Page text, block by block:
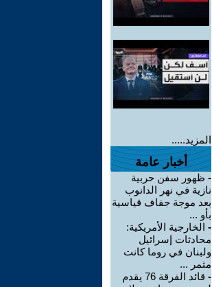
المزيد.....
أخبار عامة
- ظهور سفن حربية
نازية في نهر الدانوب
بعد موجة جفاف قياسية
بأو ...
- الخارجية الأمريكية:
محادثات إسرائيل
ولبنان في روما كانت
مثمر ...
-
قائد الفرقة 76 يقدم